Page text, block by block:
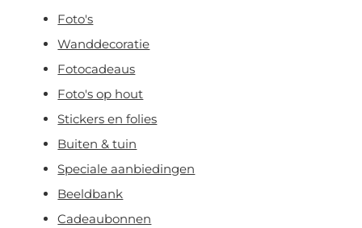
Foto's
Wanddecoratie
Fotocadeaus
Foto's op hout
Stickers en folies
Buiten & tuin
Speciale aanbiedingen
Beeldbank
Cadeaubonnen